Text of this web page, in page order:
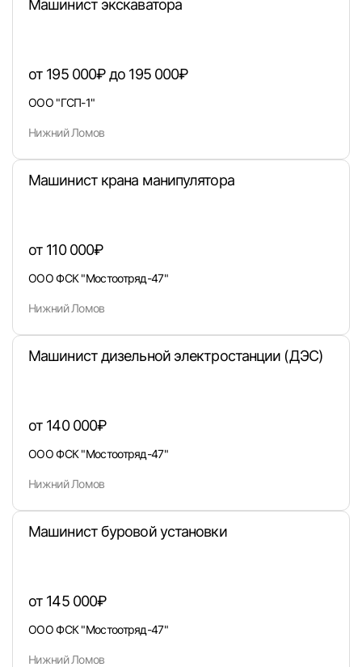
Вход в личный кабинет
вакансии с контактами и оставлять отклики
или любым удобным способом
Вход по коду Регистрация Забыли
Машинист экскаватора
от 195 000₽ до 195 000₽
ООО "ГСП-1"
Нижний Ломов
Машинист крана манипулятора
от 110 000₽
ООО ФСК "Мостоотряд-47"
Нижний Ломов
Машинист дизельной электростанции (ДЭС)
от 140 000₽
ООО ФСК "Мостоотряд-47"
Нижний Ломов
Машинист буровой установки
от 145 000₽
ООО ФСК "Мостоотряд-47"
Нижний Ломов